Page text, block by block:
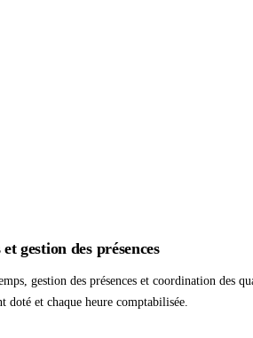
gestion des présences
gestion des présences et coordination des
doté et chaque heure comptabilisée.